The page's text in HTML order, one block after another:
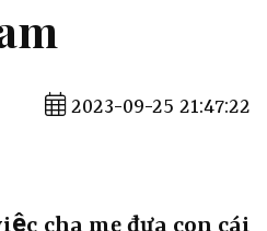
2023-09-25 21:47:22